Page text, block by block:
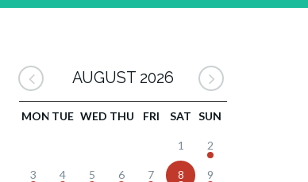
AUGUST 2026
MON TUE WED THU FRI SAT SUN
1 2
3 4 5 6 7 8 9